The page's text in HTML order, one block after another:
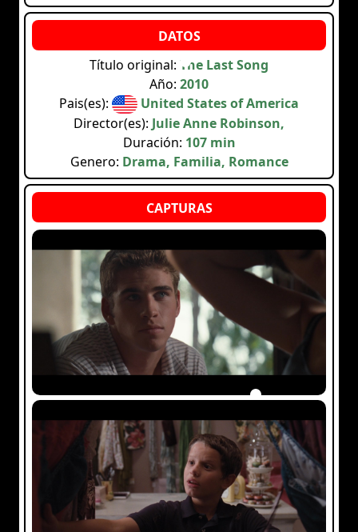
Título original: The Last Song
Año: 2010
Pais(es):
United States of America
Director(es): Julie Anne Robinson,
Duración: 107 min
Genero: Drama, Familia, Romance